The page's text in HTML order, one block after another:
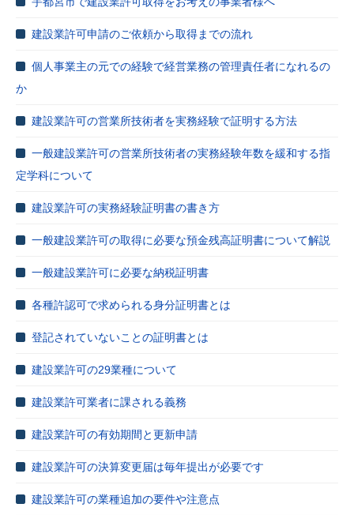
建設業許可申請のご依頼から取得までの流れ
個人事業主の元での経験で経営業務の管理責任者になれるの
か
建設業許可の営業所技術者を実務経験で証明する方法
一般建設業許可の営業所技術者の実務経験年数を緩和する指
定学科について
建設業許可の実務経験証明書の書き方
一般建設業許可の取得に必要な預金残高証明書について解説
一般建設業許可に必要な納税証明書
各種許認可で求められる身分証明書とは
登記されていないことの証明書とは
建設業許可の29業種について
建設業許可業者に課される義務
建設業許可の有効期間と更新申請
建設業許可の決算変更届は毎年提出が必要です
建設業許可の業種追加の要件や注意点